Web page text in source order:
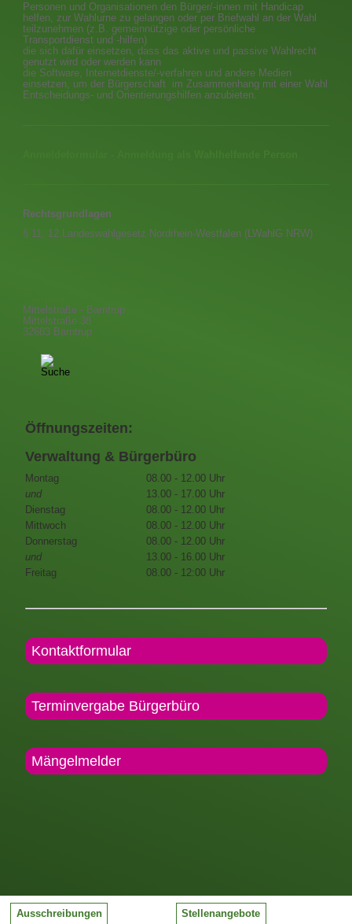
Mittelstraße - Barntrup
Mittelstraße 38
32683 Barntrup
Personen und Organisationen den Bürger/-innen mit Handicap
helfen, zur Wahlurne zu gelangen oder per Briefwahl an der Wahl
teilzunehmen (z.B. gemeinnützige oder persönliche
Transportdienst und -hilfen)
die sich dafür einsetzen, dass das aktive und passive Wahlrecht
genutzt wird oder werden kann
die Software, Internetdienste/-verfahren und andere Medien
einsetzen, um der Bürgerschaft im Zusammenhang mit einer Wahl
Entscheidungs- und Orientierungshilfen anzubieten.
Rechtsgrundlagen
§ 11, 12 Landeswahlgesetz Nordrhein-Westfalen (LWahlG NRW)
Öffnungszeiten:
Verwaltung & Bürgerbüro
Montag
08.00 - 12.00 Uhr
und
13.00 - 17.00 Uhr
Dienstag
08.00 - 12.00 Uhr
Mittwoch
08.00 - 12.00 Uhr
Donnerstag
08.00 - 12.00 Uhr
und
13.00 - 16.00 Uhr
Freitag
08.00 - 12:00 Uhr
Kontaktformular
Terminvergabe Bürgerbüro
Mängelmelder
Ausschreibungen Stellenangebote